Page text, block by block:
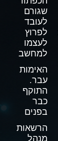
שגורם
לעובד
לפרוץ
לעצמו
למחשב
האימות
עבר.
התוקף
כבר
בפנים
הרשאות
מנהל